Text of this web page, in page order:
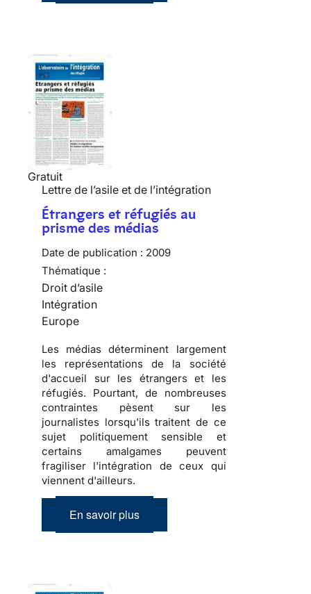
Gratuit
Lettre de l’asile et de l’intégration
Étrangers et réfugiés au
prisme des médias
Date de publication : 2009
Thématique :
Droit d’asile
Intégration
Europe
Les médias déterminent largement
les représentations de la société
d'accueil sur les étrangers et les
réfugiés. Pourtant, de nombreuses
contraintes pèsent sur les
journalistes lorsqu'ils traitent de ce
sujet politiquement sensible et
certains amalgames peuvent
fragiliser l'intégration de ceux qui
viennent d'ailleurs.
En savoir plus